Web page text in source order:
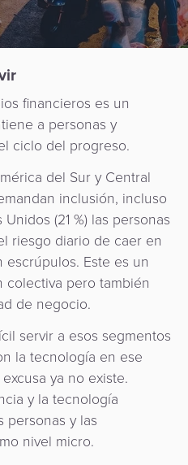
financieros es un
a personas y
ciclo del progreso.
del Sur y Central
inclusión, incluso
(21 %) las personas
riesgo diario de caer en
Este es un
pero también
de negocio.
servir a esos segmentos
la tecnología en ese
ya no existe.
y la tecnología
personas y las
nivel micro.